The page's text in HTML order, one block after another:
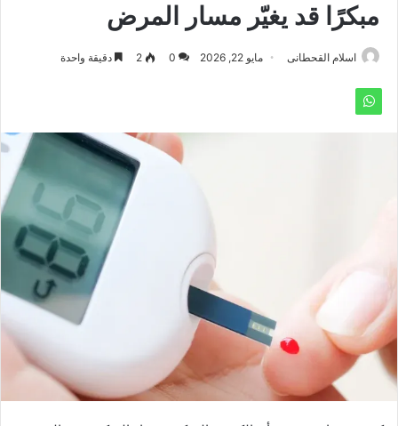
مبكرًا قد يغيّر مسار المرض
اسلام القحطانى مايو 22, 2026 0
2 دقيقة واحدة